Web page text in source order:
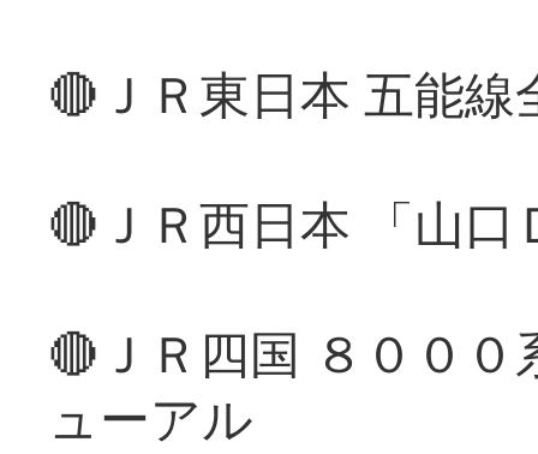
🔴ＪＲ東日本 五能
🔴ＪＲ西日本 「山
🔴ＪＲ四国 ８００
ューアル